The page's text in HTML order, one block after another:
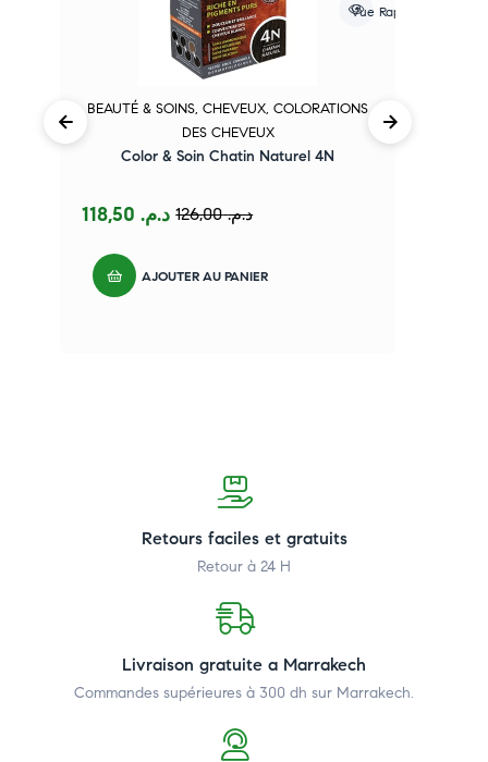
Vue Rapide
BEAUTÉ & SOINS, CHEVEUX, COLORATIONS
DES CHEVEUX
Color & Soin Chatin Naturel 4N
د.م.126,00 د.م.
AJOUTER AU PANIER
Retours faciles et gratuits
Retour à 24 H
Livraison gratuite a Marrakech
Commandes supérieures à 300 dh sur Marrakech.